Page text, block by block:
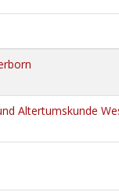
Altertumskunde